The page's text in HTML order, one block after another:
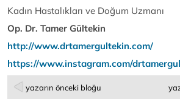
Kadın Hastalıkları ve Doğum Uzmanı
Op. Dr. Tamer Gültekin
http://www.drtamergultekin.com/
https://www.instagram.com/
yazarın önceki bloğu